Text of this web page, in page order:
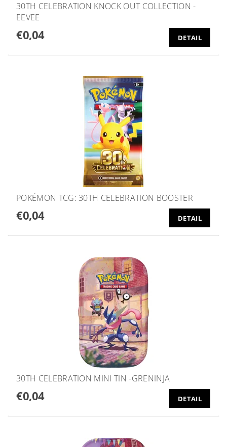
30TH CELEBRATION KNOCK OUT COLLECTION -
EEVEE
€0,04 DETAIL
POKÉMON TCG: 30TH CELEBRATION BOOSTER
€0,04 DETAIL
30TH CELEBRATION MINI TIN -GRENINJA
€0,04 DETAIL